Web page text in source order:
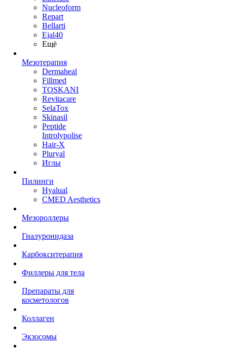
Nucleoform
Repart
Bellarti
Ejal40
Ещё
Мезотерапия
Dermaheal
Fillmed
TOSKANI
Revitacare
SelaTox
Skinasil
Peptide
Introlypolise
Hair-X
Pluryal
Иглы
Пилинги
Hyalual
CMED Aesthetics
Мезороллеры
Гиалуронидаза
Карбокситерапия
Филлеры для тела
Препараты для
косметологов
Коллаген
Экзосомы